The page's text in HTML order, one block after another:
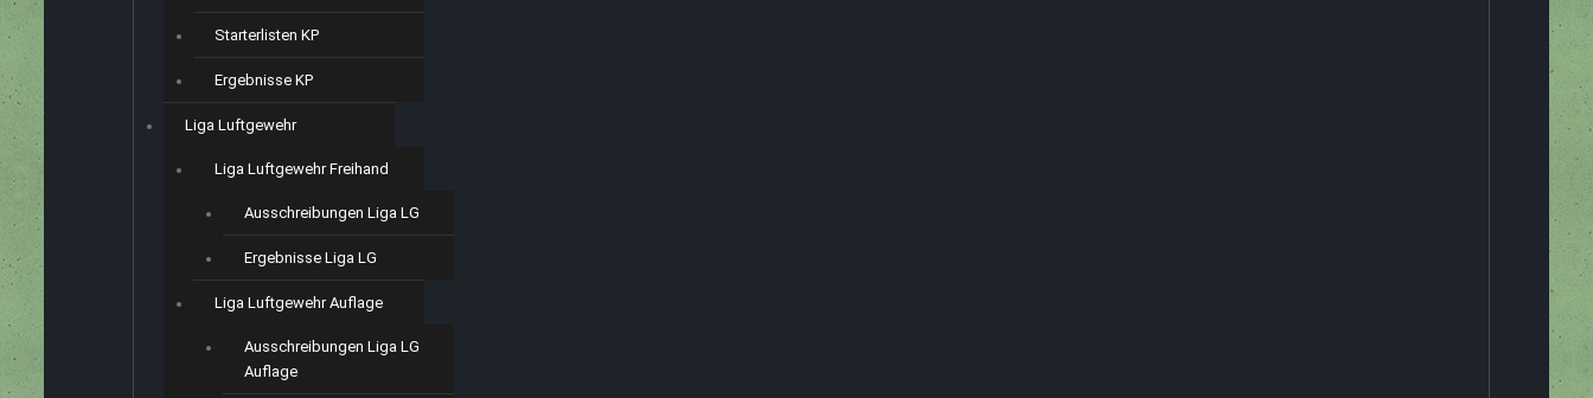
Starterlisten KP
Ergebnisse KP
Liga Luftgewehr
Liga Luftgewehr Freihand
Ausschreibungen Liga LG
Ergebnisse Liga LG
Liga Luftgewehr Auflage
Ausschreibungen Liga LG
Auflage